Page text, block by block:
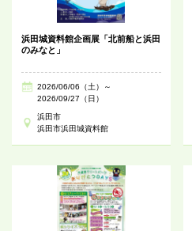
浜田城資料館企画展「北前船と浜田
のみなと」
2026/06/06（土）～
2026/09/27（日）
浜田市
浜田市浜田城資料館